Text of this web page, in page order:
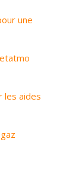
une
les aides